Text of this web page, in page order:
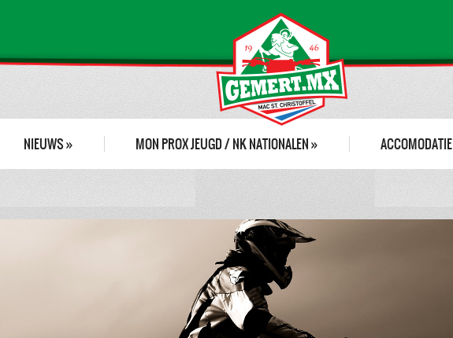
NIEUWS» MON PROX JEUGD / NK NATIONALEN» ACCOMODATIE